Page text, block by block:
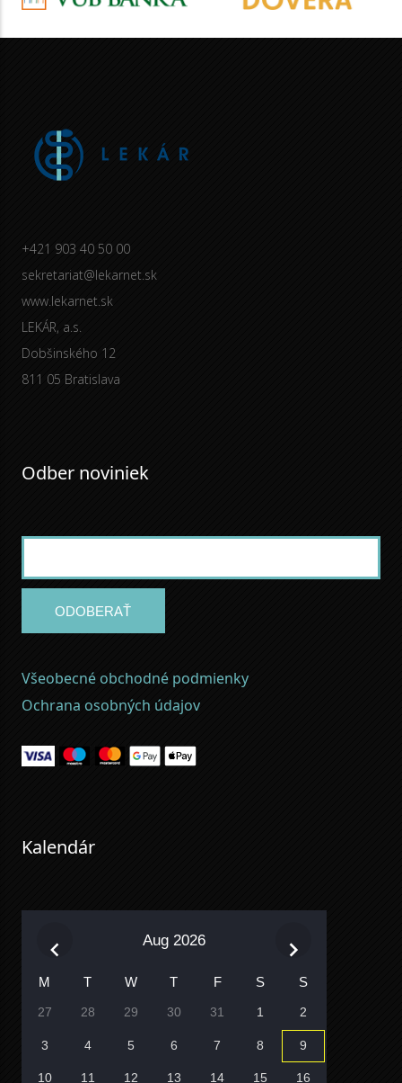
+421 903 40 50 00
sekretariat@lekarnet.sk
www.lekarnet.sk
LEKÁR, a.s.
Dobšinského 12
811 05 Bratislava
Odber noviniek
ODOBERAŤ
Všeobecné obchodné podmienky
Ochrana osobných údajov
Kalendár
Aug 2026
M T W T F S S
27 28 29 30 31 1 2
3 4 5 6 7 8 9
10 11 12 13 14 15 16